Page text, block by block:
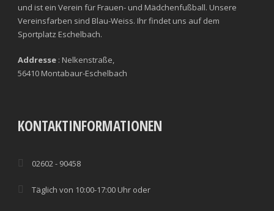
und ist ein Verein für Frauen- und Mädchenfußball. Unsere
Vereinsfarben sind Blau-Weiss. Ihr findet uns auf dem
Sportplatz Eschelbach.
Addresse : Nelkenstraße,
56410 Montabaur-Eschelbach
KONTAKTINFORMATIONEN
02602 - 90458
Täglich von 10:00-17:00 Uhr oder